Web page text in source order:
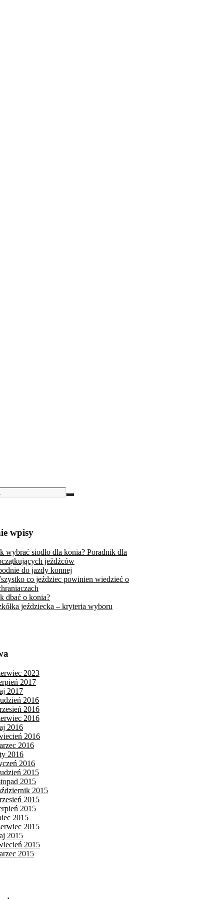
wpisy
wybrać siodło dla konia? Poradnik dla
jeźdźców
do jazdy konnej
co jeździec powinien wiedzieć o
dbać o konia?
jeździecka – kryteria wyboru
2023
2017
2017
2016
2016
2016
2016
2016
2016
2016
2016
2015
2015
2015
2015
2015
2015
2015
2015
2015
2015